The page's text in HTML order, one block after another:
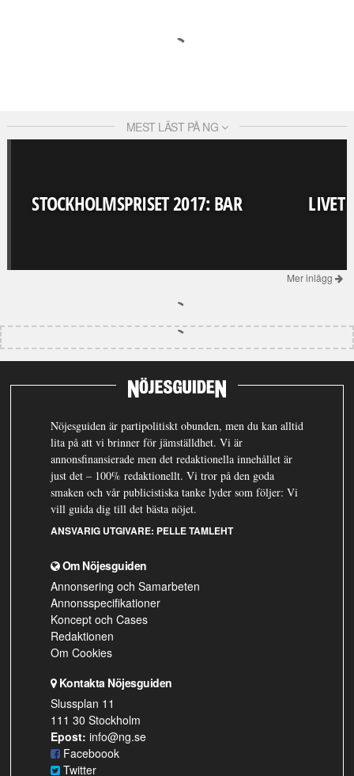
MEST LÄST PÅ NG
STOCKHOLMSPRISET 2017: BAR LIVET
Mer inlägg
Nöjesguiden är partipolitiskt obunden, men du kan alltid
lita på att vi brinner för jämställdhet. Vi är
annonsfinansierade men det redaktionella innehållet är
just det – 100% redaktionellt. Vi tror på den goda
smaken och vår publicistiska tanke lyder som följer: Vi
vill guida dig till det bästa nöjet.
ANSVARIG UTGIVARE: PELLE TAMLEHT
Om Nöjesguiden
Annonsering och Samarbeten
Annonsspecifikationer
Koncept och Cases
Redaktionen
Om Cookies
Kontakta Nöjesguiden
Slussplan 11
111 30 Stockholm
Epost: info@ng.se
Faceboook
Twitter